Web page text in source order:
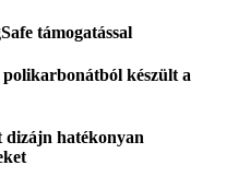
támogatással
készült a
dizájn hatékonyan